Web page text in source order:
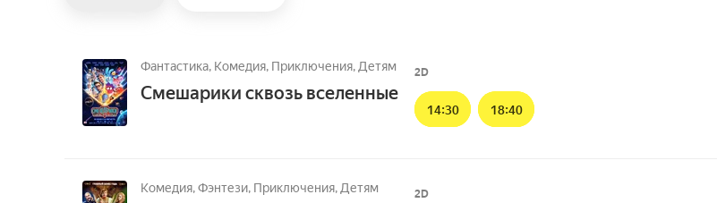
Фантастика, Комедия, Приключения, Детям
Смешарики сквозь вселенные
2D
14:30 18:40
Комедия,Фэнтези, Приключения, Детям 2D